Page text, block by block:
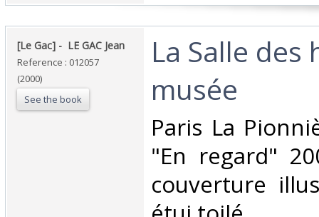
‎[Le Gac] - ‎ ‎LE GAC Jean‎
Reference : 012057
(2000)
See the book
‎La Salle des
musée‎
‎Paris La
"En regard"
couverture